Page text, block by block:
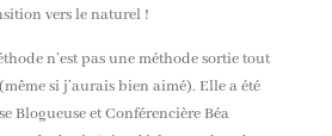
vers le naturel !
n’est pas une méthode sortie tout
sij’aurais bien aimé). Elle a été
Blogueuse et Conférencière Béa